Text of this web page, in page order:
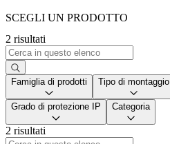
SCEGLI UN PRODOTTO
2 risultati
Famiglia di prodotti Tipo di montaggio
Grado di protezione IP Categoria
2 risultati